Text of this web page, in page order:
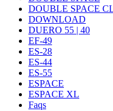
DOUBLE SPACE
DOWNLOAD
DUERO 55 | 40
EF-49
ES-28
ES-44
ES-55
ESPACE
ESPACE XL
Faqs